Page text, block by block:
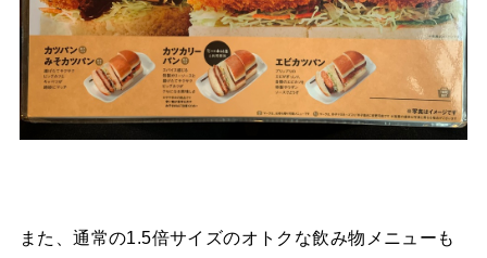
また、通常の1.5倍サイズのオトクな飲み物メニューも